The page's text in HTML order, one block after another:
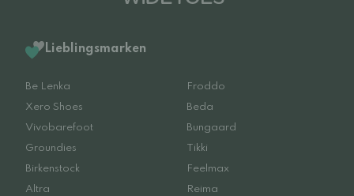
Lieblingsmarken
Be Lenka
Froddo
Xero Shoes
Beda
Vivobarefoot
Bungaard
Groundies
Tikki
Birkenstock
Feelmax
Altra
Reima